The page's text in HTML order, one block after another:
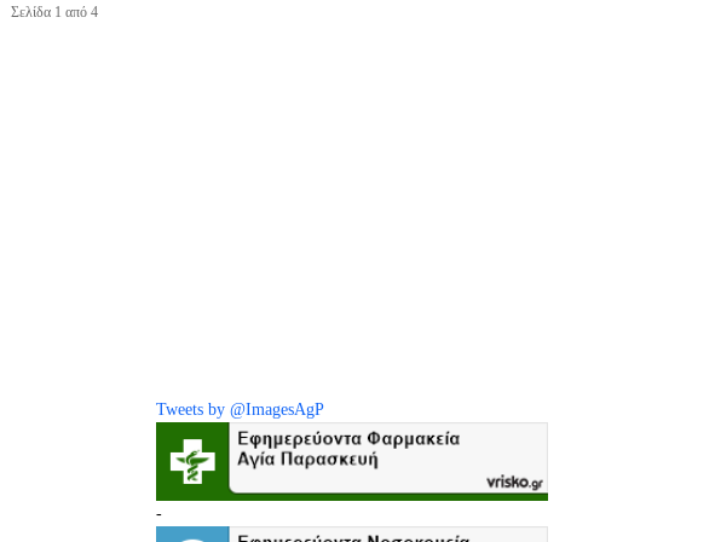
Σελίδα 1 από 4
Tweets by @ImagesAgP
-